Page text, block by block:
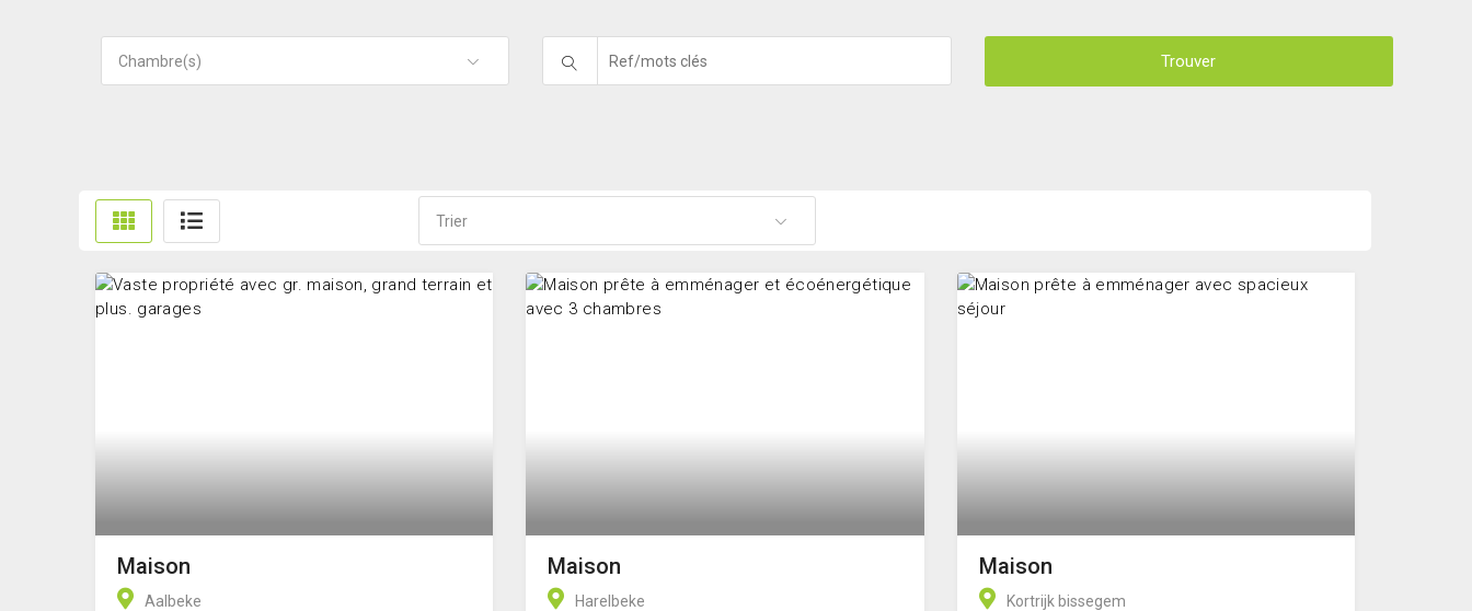
Chambre(s) Trouver
Trier
Maison
Aalbeke
Maison
Harelbeke
Maison
Kortrijk bissegem